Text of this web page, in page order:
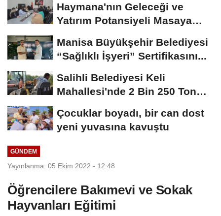
Haymana'nın Geleceği ve
Yatırım Potansiyeli Masaya
Manisa Büyükşehir Belediyesi
“Sağlıklı İşyeri” Sertifikasını...
Salihli Belediyesi Keli
Mahallesi'nde 2 Bin 250 Ton
Çocuklar boyadı, bir can dost
yeni yuvasına kavuştu
GÜNDEM
Yayınlanma: 05 Ekim 2022 - 12:48
Öğrencilere Bakımevi ve Sokak
Hayvanları Eğitimi